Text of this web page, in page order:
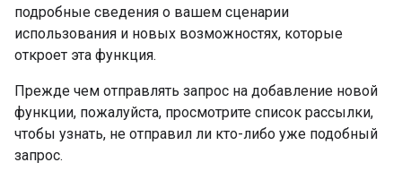
подробные сведения о вашем сценарии
использования и новых возможностях, которые
откроет эта функция.
Прежде чем отправлять запрос на добавление новой
функции, пожалуйста, просмотрите список рассылки,
чтобы узнать, не отправил ли кто-либо уже подобный
запрос.